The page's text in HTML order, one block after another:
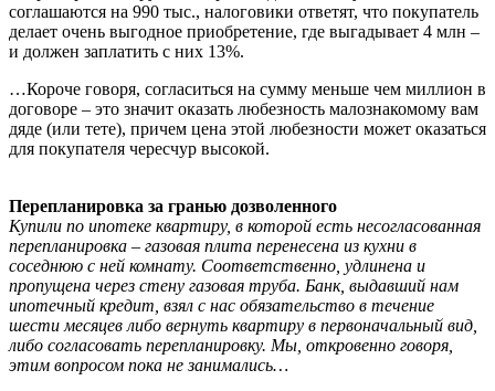
соглашаются на 990 тыс., налоговики ответят, что покупатель
делает очень выгодное приобретение, где выгадывает 4 млн –
и должен заплатить с них 13%.
…Короче говоря, согласиться на сумму меньше чем миллион в
договоре – это значит оказать любезность малознакомому вам
дяде (или тете), причем цена этой любезности может оказаться
для покупателя чересчур высокой.
Перепланировка за гранью дозволенного
Купили по ипотеке квартиру, в которой есть несогласованная
перепланировка – газовая плита перенесена из кухни в
соседнюю с ней комнату. Соответственно, удлинена и
пропущена через стену газовая труба. Банк, выдавший нам
ипотечный кредит, взял с нас обязательство в течение
шести месяцев либо вернуть квартиру в первоначальный вид,
либо согласовать перепланировку. Мы, откровенно говоря,
этим вопросом пока не занимались…